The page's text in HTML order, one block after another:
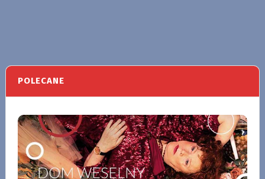
POLECANE